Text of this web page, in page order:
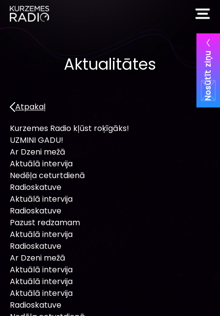
Nosūtīt ziņu
Aktualitātes
Atpakaļ
Kurzemes Radio kļūst roķīgāks!
UZMINI GADU!
Ar Dzeni mežā
Aktuālā intervija
Nedēļa ceturtdienā
Radioskatuve
Aktuālā intervija
Radioskatuve
Pazust redzamam
Aktuālā intervija
Radioskatuve
Ar Dzeni mežā
Aktuālā intervija
Aktuālā intervija
Aktuālā intervija
Radioskatuve